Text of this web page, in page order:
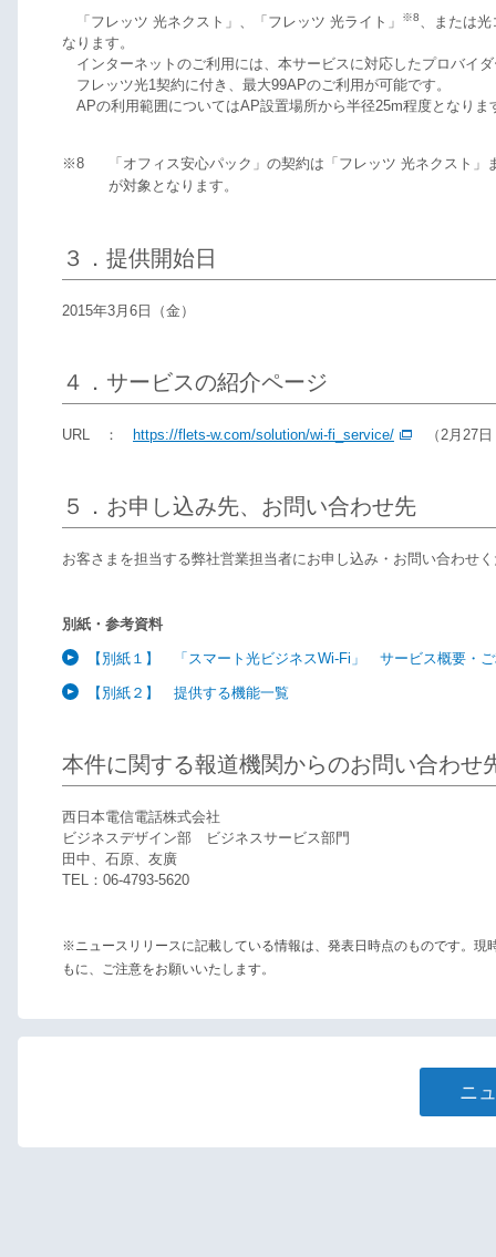
「フレッツ 光ネクスト」、「フレッツ 光ライト」 ※8、または
なります。
インターネットのご利用には、本サービスに対応したプロバイ
フレッツ光1契約に付き、最大99APのご利用が可能です。
APの利用範囲についてはAP設置場所から半径25m程度となりま
※8
「オフィス安心パック」の契約は「フレッツ 光ネクスト
が対象となります。
３．提供開始日
2015年3月6日（金）
４．サービスの紹介ページ
URL ： https://flets-w.com/solution/wi-fi_service/ （2月27日
５．お申し込み先、お問い合わせ先
お客さまを担当する弊社営業担当者にお申し込み・お問い合わせ
別紙・参考資料
【別紙１】 「スマート光ビジネスWi-Fi」 サービス概要・
【別紙２】 提供する機能一覧
本件に関する報道機関からのお問い合わせ
西日本電信電話株式会社
ビジネスデザイン部 ビジネスサービス部門
田中、石原、友廣
TEL：06-4793-5620
※ニュースリリースに記載している情報は、発表日時点のものです。
もに、ご注意をお願いいたします。
ニ